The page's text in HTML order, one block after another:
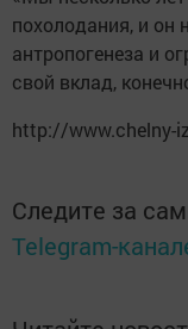
похолодания, и он
антропогенеза и
свой вклад,
http://www.chelny-
Следите за
Telegram-